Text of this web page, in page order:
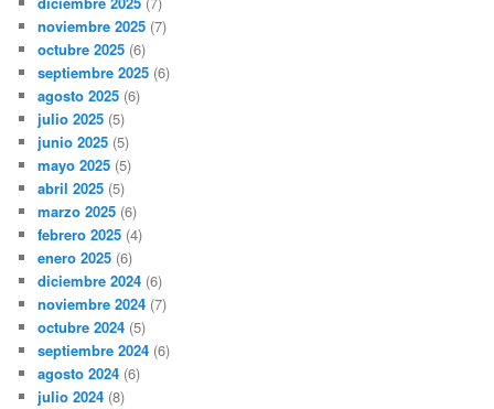
noviembre 2025 (7)
octubre 2025 (6)
septiembre 2025 (6)
agosto 2025 (6)
julio 2025 (5)
junio 2025 (5)
mayo 2025 (5)
abril 2025 (5)
marzo 2025 (6)
febrero 2025 (4)
enero 2025 (6)
diciembre 2024 (6)
noviembre 2024 (7)
octubre 2024 (5)
septiembre 2024 (6)
agosto 2024 (6)
julio 2024 (8)